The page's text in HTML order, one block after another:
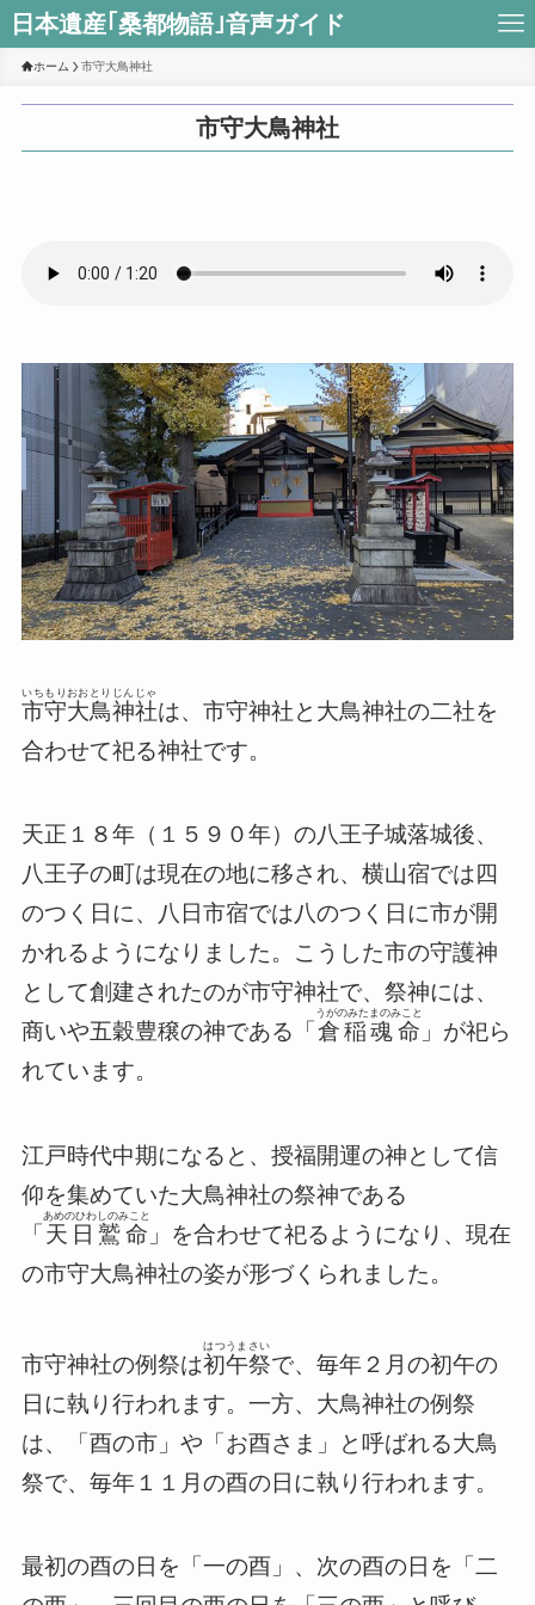
日本遺産｢桑都物語｣音声ガイド
ホーム 市守大鳥神社
市守大鳥神社
市守大鳥神社
いちもりおおとりじんじゃ
は、市守神社と大鳥神社の二社を
合わせて祀る神社です。
天正１８年（１５９０年）の八王子城落城後、
八王子の町は現在の地に移され、横山宿では四
のつく日に、八日市宿では八のつく日に市が開
かれるようになりました。こうした市の守護神
として創建されたのが市守神社で、祭神には、
商いや五穀豊穣の神である「 倉稲魂命
うがのみたまのみこと
」が祀ら
れています。
江戸時代中期になると、授福開運の神として信
仰を集めていた大鳥神社の祭神である
「 天日鷲命
あめのひわしのみこと
」を合わせて祀るようになり、現在
の市守大鳥神社の姿が形づくられました。
市守神社の例祭は初午祭
はつうまさい
で、毎年２月の初午の
日に執り行われます。一方、大鳥神社の例祭
は、「酉の市」や「お酉さま」と呼ばれる大鳥
祭で、毎年１１月の酉の日に執り行われます。
最初の酉の日を「一の酉」、次の酉の日を「二